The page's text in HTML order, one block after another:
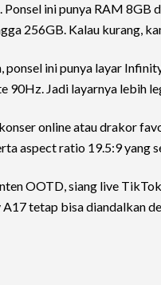
Ponsel ini punya RAM 8GB
256GB. Kalau kurang,
ponsel ini punya layar
90Hz. Jadi layarnya lebih
online atau drakor
aspect ratio 19.5:9 yang
OOTD, siang live
A17 tetap bisa diandalkan